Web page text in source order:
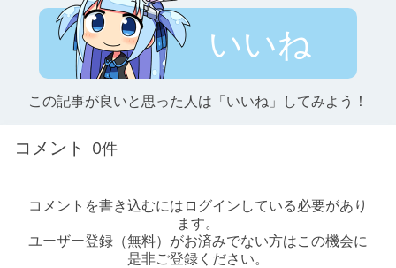
いいね
この記事が良いと思った人は「いいね」してみよう！
コメント 0件
コメントを書き込むにはログインしている必要があり
ます。
ユーザー登録（無料）がお済みでない方はこの機会に
是非ご登録ください。